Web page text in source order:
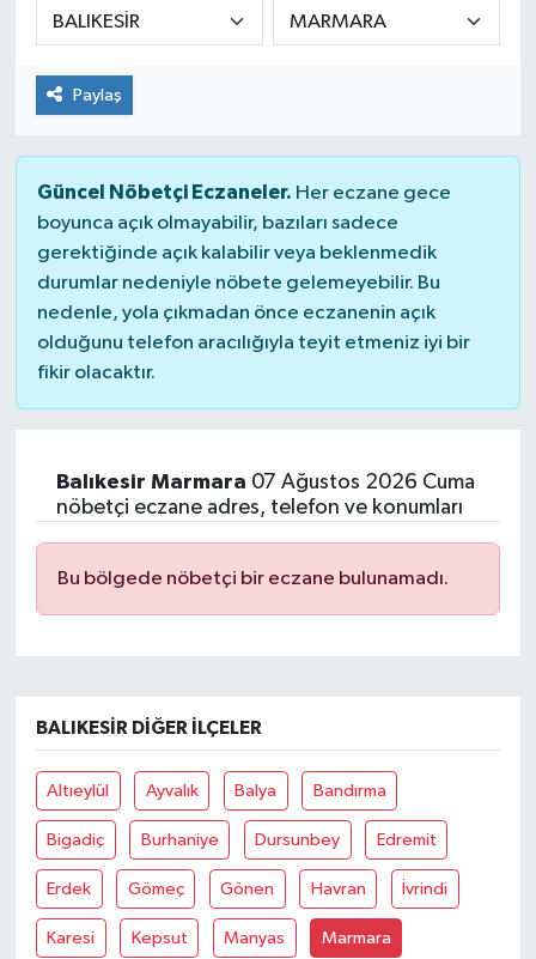
Paylaş
Güncel Nöbetçi Eczaneler. Her eczane gece
boyunca açık olmayabilir, bazıları sadece
gerektiğinde açık kalabilir veya beklenmedik
durumlar nedeniyle nöbete gelemeyebilir. Bu
nedenle, yola çıkmadan önce eczanenin açık
olduğunu telefon aracılığıyla teyit etmeniz iyi bir
fikir olacaktır.
Balıkesir Marmara 07 Ağustos 2026 Cuma
nöbetçi eczane adres, telefon ve konumları
Bu bölgede nöbetçi bir eczane bulunamadı.
BALIKESIR DIĞER İLÇELER
Altıeylül Ayvalık Balya Bandırma
Bigadiç Burhaniye Dursunbey Edremit
Erdek Gömeç Gönen Havran İvrindi
Karesi Kepsut Manyas Marmara
KÜLTÜR&SANAT
ONİKİŞUBAT
SİVİL TOPLUM
SİYASET
SOSYAL YAŞAM
SPOR
ULUSAL HABERLER